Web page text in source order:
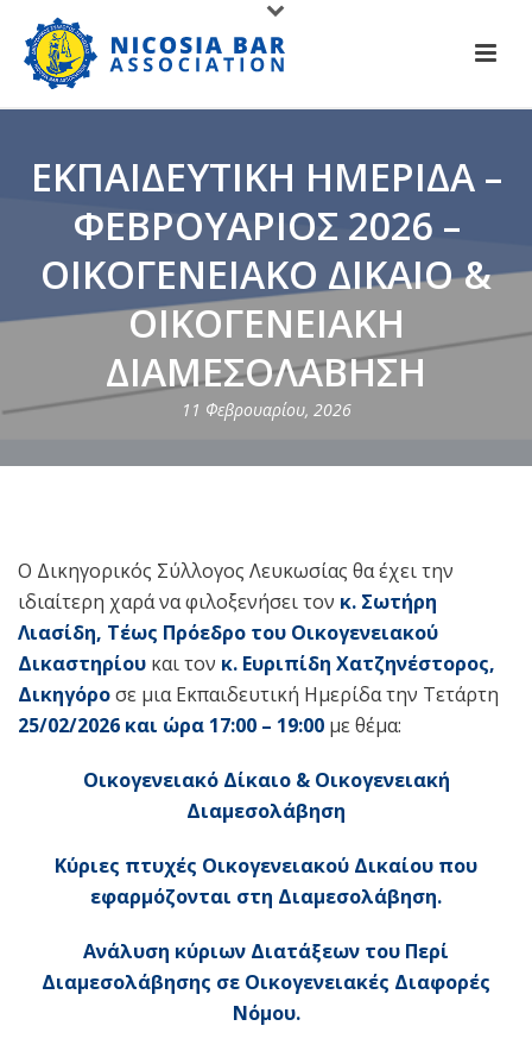
ΕΚΠΑΙΔΕΥΤΙΚΗ ΗΜΕΡΙΔΑ –
ΦΕΒΡΟΥΑΡΙΟΣ 2026 –
ΟΙΚΟΓΕΝΕΙΑΚΟ ΔΙΚΑΙΟ &
ΟΙΚΟΓΕΝΕΙΑΚΗ
ΔΙΑΜΕΣΟΛΑΒΗΣΗ
11 Φεβρουαρίου, 2026
Ο Δικηγορικός Σύλλογος Λευκωσίας θα έχει την
ιδιαίτερη χαρά να φιλοξενήσει τον κ. Σωτήρη
Λιασίδη, Τέως Πρόεδρο του Οικογενειακού
Δικαστηρίου και τον κ. Ευριπίδη Χατζηνέστορος,
Δικηγόροσε μια Εκπαιδευτική Ημερίδα την Τετάρτη
25/02/2026 και ώρα 17:00 – 19:00 με θέμα:
Οικογενειακό Δίκαιο & Οικογενειακή
Διαμεσολάβηση
Κύριες πτυχές Οικογενειακού Δικαίου που
εφαρμόζονται στη Διαμεσολάβηση.
Ανάλυση κύριων Διατάξεων του Περί
Διαμεσολάβησης σε Οικογενειακές Διαφορές
Νόμου.